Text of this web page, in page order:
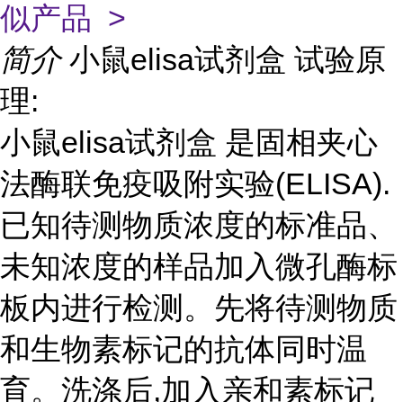
似产品 >
简介 小鼠elisa试剂盒 试验原
理:
小鼠elisa试剂盒 是固相夹心
法酶联免疫吸附实验(ELISA).
已知待测物质浓度的标准品、
未知浓度的样品加入微孔酶标
板内进行检测。先将待测物质
和生物素标记的抗体同时温
育。洗涤后,加入亲和素标记